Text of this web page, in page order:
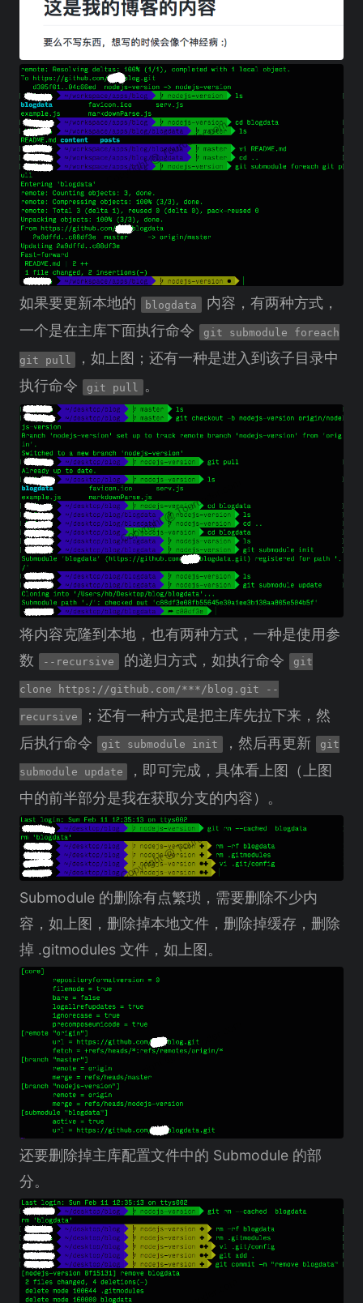
如果要更新本地的 blogdata
内容，有两种方式，
一个是在主库下面执行命令
git submodule foreach
git pull
，如上图；还有一种是进入到该子目录中
执行命令
git pull 。
将内容克隆到本地，也有两种方式，一种是使用参
数
--recursive 的递归方式，如执行命令 git
clone https://github.com/***/blog.git --
recursive
；还有一种方式是把主库先拉下来，然
后执行命令
git submodule init ，然后再更新 git
submodule update
，即可完成，具体看上图（上图
中的前半部分是我在获取分支的内容）。
Submodule 的删除有点繁琐，需要删除不少内
容，如上图，删除掉本地文件，删除掉缓存，删除
掉 .gitmodules 文件，如上图。
还要删除掉主库配置文件中的 Submodule 的部
分。